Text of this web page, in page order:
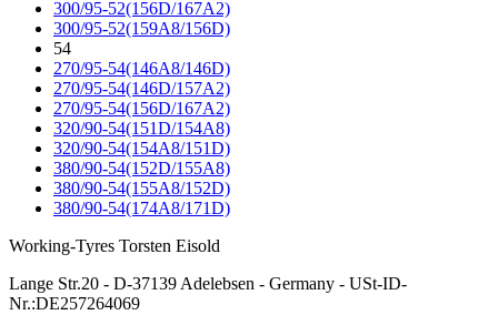
300/95-52(156D/167A2)
300/95-52(159A8/156D)
54
270/95-54(146A8/146D)
270/95-54(146D/157A2)
270/95-54(156D/167A2)
320/90-54(151D/154A8)
320/90-54(154A8/151D)
380/90-54(152D/155A8)
380/90-54(155A8/152D)
380/90-54(174A8/171D)
Working-Tyres Torsten Eisold
Lange Str.20 - D-37139 Adelebsen - Germany - USt-ID-
Nr.:DE257264069